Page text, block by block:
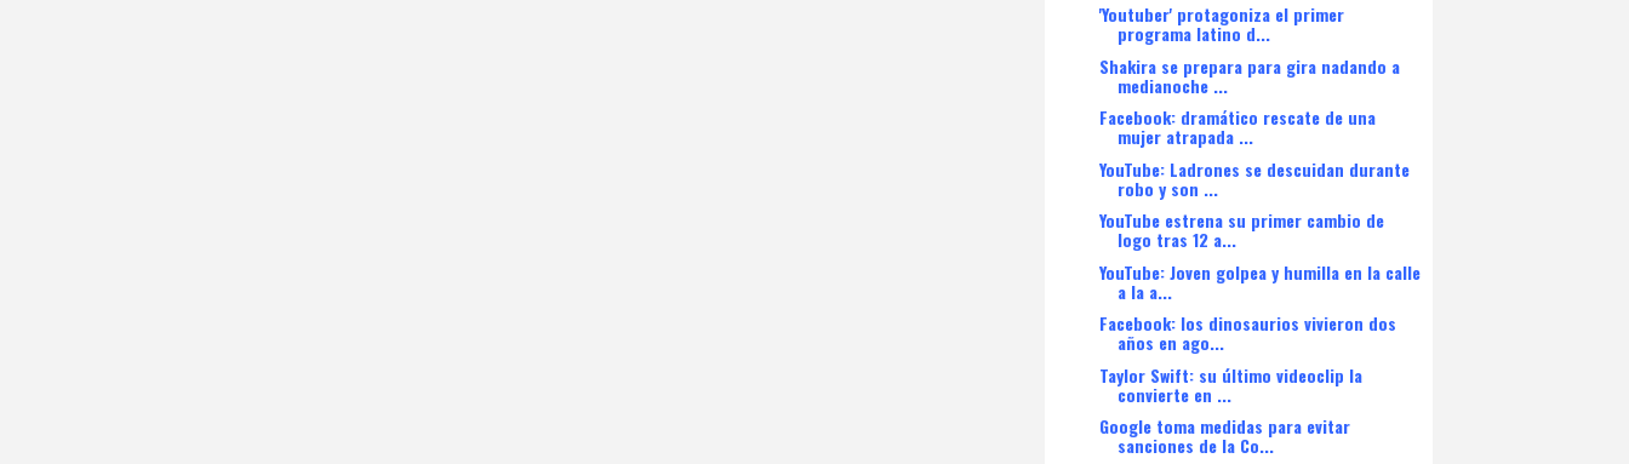
'Youtuber' protagoniza el primer
programa latino d...
Shakira se prepara para gira nadando a
medianoche ...
Facebook: dramático rescate de una
mujer atrapada ...
YouTube: Ladrones se descuidan durante
robo y son ...
YouTube estrena su primer cambio de
logo tras 12 a...
YouTube: Joven golpea y humilla en la calle
a la a...
Facebook: los dinosaurios vivieron dos
años en ago...
Taylor Swift: su último videoclip la
convierte en ...
Google toma medidas para evitar
sanciones de la Co...